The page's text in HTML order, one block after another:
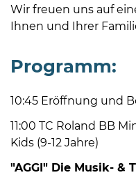
08
und
Uhr
Wir freuen uns auf
Ihnen und Ihrer
Programm:
10:45 Eröffnung und
11:00 TC Roland BB
Kids (9-12 Jahre)
"AGGI" Die Musik- &